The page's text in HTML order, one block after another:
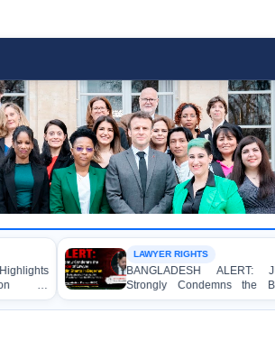
LAWYER RIGHTS
BANGLADESH ALERT: JMBF
Strongly Condemns the Brutal
Murder of Lawyer Nizam Uddin
Shanto in Bagerhat